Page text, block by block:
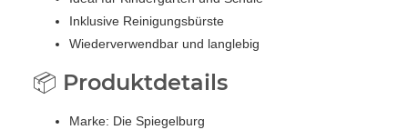
Inklusive Reinigungsbürste
Wiederverwendbar und langlebig
📦 Produktdetails
Marke: Die Spiegelburg